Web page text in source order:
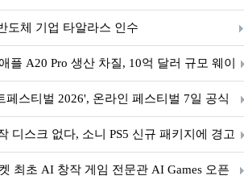
도체 기업 타알라스 인수
플 A20 Pro 생산 차질, 10억 달러 규모 웨이
페스티벌 2026', 온라인 페스티벌 7일 공식
디스크 없다, 소니 PS5 신규 패키지에 경고
최초 AI 창작 게임 전문관 AI Games 오픈